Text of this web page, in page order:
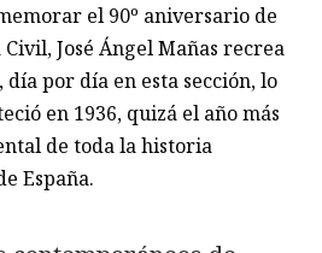
el 90º aniversario de
José Ángel Mañas recrea
día por día en esta sección, lo
en 1936, quizá el año más
de toda la historia
España.